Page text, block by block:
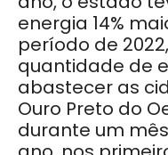
energia 14%
período de
quantidade de
abastecer as
Ouro Preto do
durante um